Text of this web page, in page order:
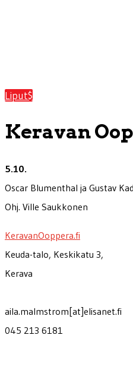
Liput
Keravan
5.10.
Oscar Blumenthal ja Gustav
Ohj. Ville Saukkonen
KeravanOoppera.fi
Keuda-talo, Keskikatu 3,
Kerava
aila.malmstrom[at]elisanet.fi
045 213 6181